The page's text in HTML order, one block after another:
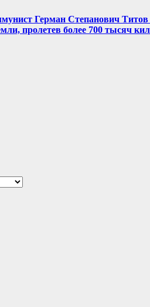
Герман Степанович
пролетев более 700 тысяч